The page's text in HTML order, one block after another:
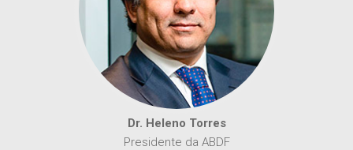
Dr. Heleno Torres
Presidente da ABDF